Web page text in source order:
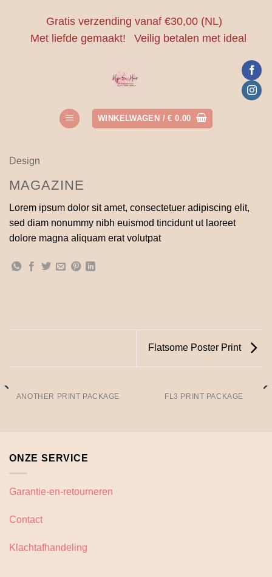
Gratis verzending vanaf €30,00 (NL)
Met liefde gemaakt!
Veilig betalen met ideal
WINKELWAGEN /€ 0.00
Design
MAGAZINE
Lorem ipsum dolor sit amet, consectetuer adipiscing elit,
sed diam nonummy nibh euismod tincidunt ut laoreet
dolore magna aliquam erat volutpat
Flatsome Poster Print
ANOTHER PRINT PACKAGE FL3 PRINT PACKAGE
ONZE SERVICE
Garantie-en-retourneren
Contact
Klachtafhandeling